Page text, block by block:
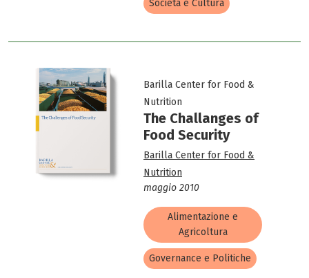
Società e Cultura
Barilla Center for Food &
Nutrition
The Challanges of
Food Security
Barilla Center for Food &
Nutrition
maggio 2010
Alimentazione e
Agricoltura
Governance e Politiche